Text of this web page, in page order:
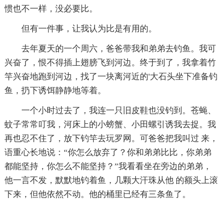
惯也不一样，没必要比。
但有一件事，让我认为比是有用的。
去年夏天的一个周六，爸爸带我和弟弟去钓鱼。我可
兴奋了，恨不得插上翅膀飞到河边。终于到了，我拿着竹
竿兴奋地跑到河边，找了一块离河近的'大石头坐下准备钓
鱼，扔下诱饵静静地等着。
一个小时过去了，我连一只旧皮鞋也没钓到。苍蝇、
蚊子常常叮我，河床上的小螃蟹、小田螺引诱我去捉。我
再也忍不住了，放下钓竿去玩罗网。可爸爸把我叫过 来，
语重心长地说：“你怎么放弃了？你和弟弟比比，你弟弟
都能坚持，你怎么不能坚持？”我看看坐在旁边的弟弟，
他一言不发，默默地钓着鱼，几颗大汗珠从他 的额头上滚
下来，但他依然不动。他的桶里已经有三条鱼了。